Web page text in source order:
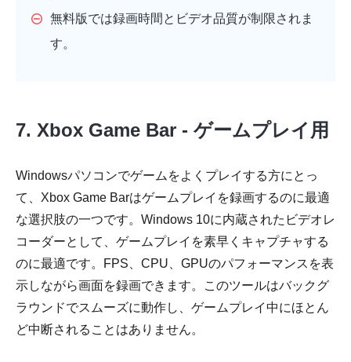
無料版では録画時間とビデオ品質が制限されま
す。
7. Xbox Game Bar - ゲームプレイ用
Windowsパソコンでゲームをよくプレイする方にとっ
て、Xbox Game Barはゲームプレイを録画するのに最適
な選択肢の一つです。Windows 10に内蔵されたビデオレ
コーダーとして、ゲームプレイを素早くキャプチャする
のに最適です。FPS、CPU、GPUのパフォーマンスを表
示しながら画面を録画できます。このツールはバックグ
ラウンドでスムーズに動作し、ゲームプレイ中にほとん
ど中断されることはありません。